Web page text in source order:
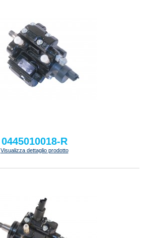
0445010018-R
Visualizza dettaglio prodotto